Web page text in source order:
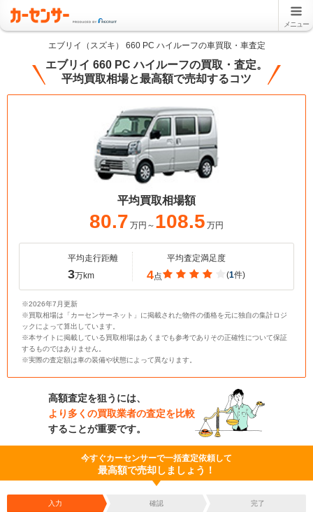
メニュー
エブリイ（スズキ） 660 PC ハイルーフの車買取・車査定
エブリイ 660 PC ハイルーフの買取・査定。
平均買取相場と最高額で売却するコツ
平均買取相場額
80.7 万円～ 108.5 万円
平均走行距離
3万km
平均査定満足度
4点 (1件)
※2026年7月更新
※買取相場は「カーセンサーネット」に掲載された物件の価格を元に独自の集計ロジ
ックによって算出しています。
※本サイトに掲載している買取相場はあくまでも参考でありその正確性について保証
するものではありません。
※実際の査定額は車の装備や状態によって異なります。
高額査定を狙うには、
より多くの買取業者の査定を比較
することが重要です。
今すぐカーセンサーで一括査定依頼して
最高額で売却しましょう！
入力 確認 完了